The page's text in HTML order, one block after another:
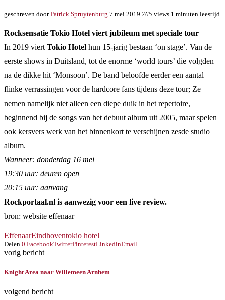
geschreven doorPatrick Spruytenburg 7 mei 2019 765 views 1 minuten leestijd
Rocksensatie Tokio Hotel viert jubileum met speciale tour
In 2019 viert Tokio Hotel hun 15-jarig bestaan ‘on stage’. Van de
eerste shows in Duitsland, tot de enorme ‘world tours’ die volgden
na de dikke hit ‘Monsoon’. De band beloofde eerder een aantal
flinke verrassingen voor de hardcore fans tijdens deze tour; Ze
nemen namelijk niet alleen een diepe duik in het repertoire,
beginnend bij de songs van het debuut album uit 2005, maar spelen
ook kersvers werk van het binnenkort te verschijnen zesde studio
album.
Wanneer: donderdag 16 mei
19:30 uur: deuren open
20:15 uur: aanvang
Rockportaal.nl is aanwezig voor een live review.
bron: website effenaar
EffenaarEindhoventokio hotel
Delen 0 FacebookTwitterPinterestLinkedinEmail
vorig bericht
Knight Area naar Willemeen Arnhem
volgend bericht